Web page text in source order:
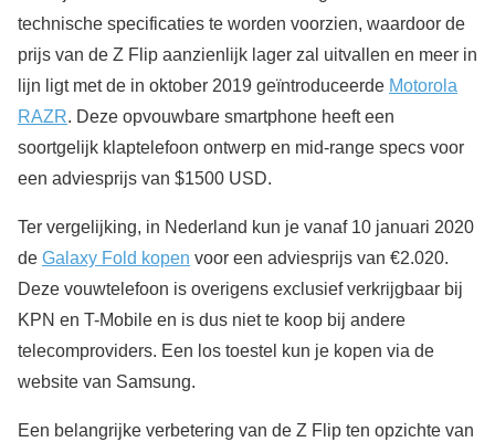
technische specificaties te worden voorzien, waardoor de
prijs van de Z Flip aanzienlijk lager zal uitvallen en meer in
lijn ligt met de in oktober 2019 geïntroduceerde Motorola
RAZR. Deze opvouwbare smartphone heeft een
soortgelijk klaptelefoon ontwerp en mid-range specs voor
een adviesprijs van $1500 USD.
Ter vergelijking, in Nederland kun je vanaf 10 januari 2020
de Galaxy Fold kopen voor een adviesprijs van €2.020.
Deze vouwtelefoon is overigens exclusief verkrijgbaar bij
KPN en T-Mobile en is dus niet te koop bij andere
telecomproviders. Een los toestel kun je kopen via de
website van Samsung.
Een belangrijke verbetering van de Z Flip ten opzichte van